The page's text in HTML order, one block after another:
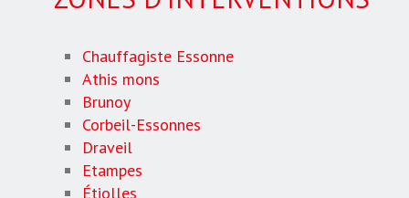
Chauffagiste Essonne
Athis mons
Brunoy
Corbeil-Essonnes
Draveil
Etampes
Étiolles